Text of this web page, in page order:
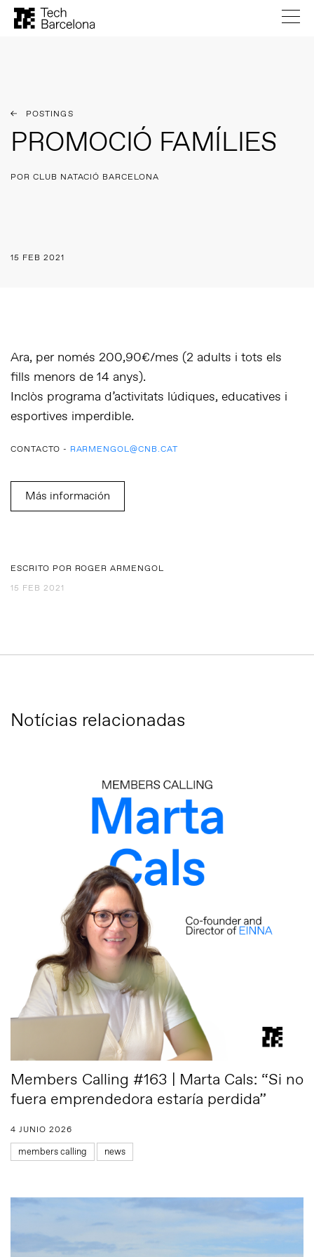
POSTINGS
PROMOCIÓ FAMÍLIES
POR CLUB NATACIÓ BARCELONA
15 FEB 2021
Ara, per només 200,90€/mes (2 adults i tots els
fills menors de 14 anys).
Inclòs programa d’activitats lúdiques, educatives i
esportives imperdible.
CONTACTO - RARMENGOL@CNB.CAT
Más información
ESCRITO POR ROGER ARMENGOL
15 FEB 2021
Notícias relacionadas
Members Calling #163 | Marta Cals: “Si no
fuera emprendedora estaría perdida”
4 JUNIO 2026
members calling news